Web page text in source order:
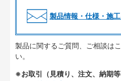
製品情報・仕様・施
製品に関するご質問、ご相談は
い。
※お取引（見積り、注文、納期